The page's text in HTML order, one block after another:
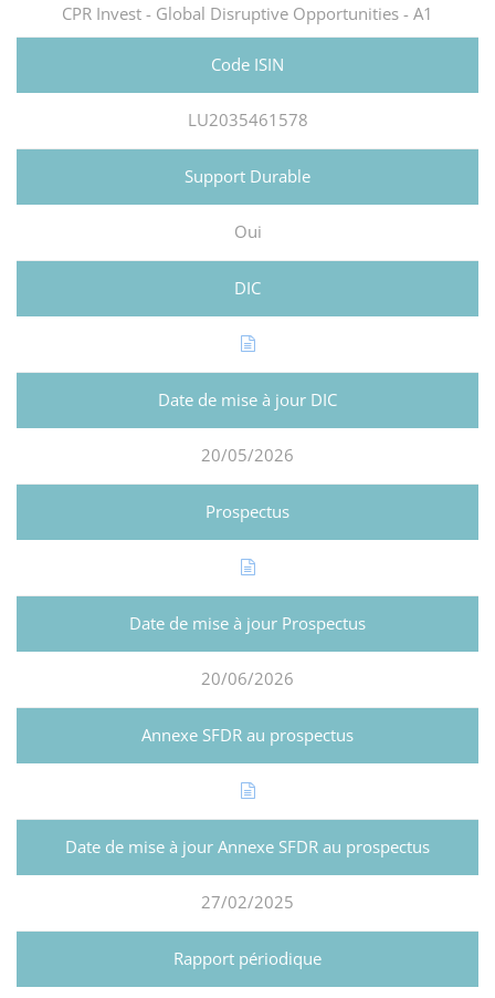
CPR Invest - Global Disruptive Opportunities - A1
LU2035461578
Oui
20/05/2026
20/06/2026
27/02/2025